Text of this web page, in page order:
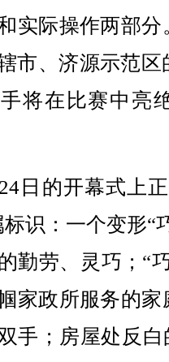
实际操作两部
市、济源示范
将在比赛中亮
的开幕式上正
标识：一个变形“
勤劳、灵巧；“
家政所服务的
手；房屋处反白